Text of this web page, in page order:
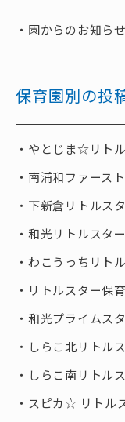
園からのお知らせ
保育園別の投
やとじま☆リト
南浦和ファース
下新倉リトルス
和光リトルスタ
わこうっちリト
リトルスター保
和光プライムス
しらこ北リトル
しらこ南リトル
スピカ☆ リトル